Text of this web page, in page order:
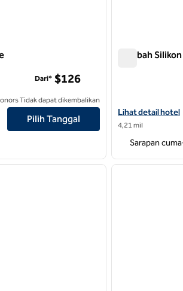
by Hilton San Jose
Dari* $126
Tidak dapat dikembalikan
Pilih Tanggal
Lembah
Lihat detail hotel
Lihat detail hotel
4,21 mil
Sarapan
gambar berikutnya
1 dari 12